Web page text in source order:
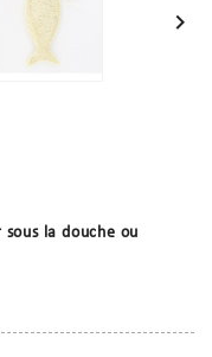

la douche ou